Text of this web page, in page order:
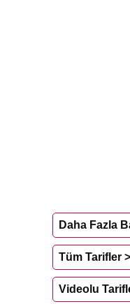
Daha Fazla
Tüm Tarifler >
Videolu